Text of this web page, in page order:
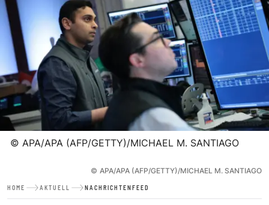
© APA/APA (AFP/GETTY)/MICHAEL M. SANTIAGO
© APA/APA (AFP/GETTY)/MICHAEL M. SANTIAGO
HOME AKTUELL NACHRICHTENFEED